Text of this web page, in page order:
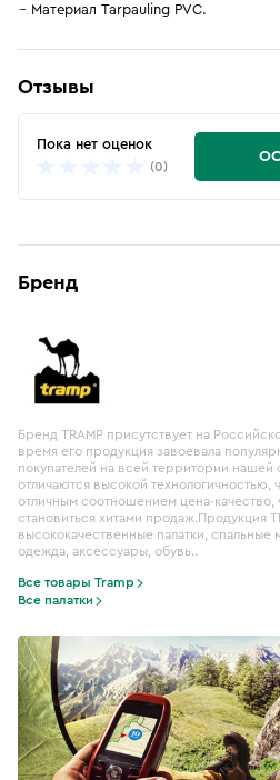
Материал Tarpauling PVC.
Отзывы
Пока нет оценок
(0)
Бренд
Бренд TRAMP присутствует на
время его продукция завоевала
покупателей на всей территории нашей
отличаются высокой технологичностью,
отличным соотношением цена-качество,
становиться хитами продаж.Продукция
высококачественные палатки, спальные
одежда, аксессуары, обувь..
Все товары Tramp
Все палатки